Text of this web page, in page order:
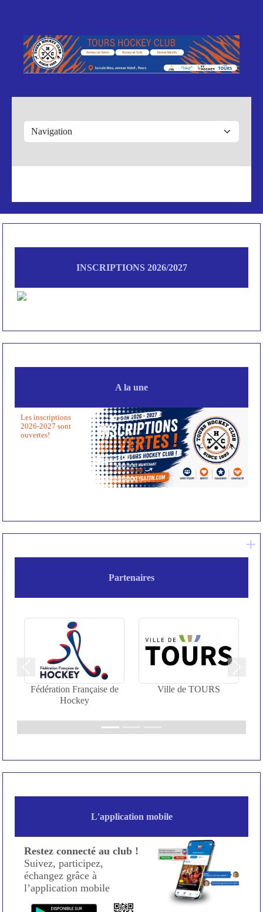
INSCRIPTIONS 2026/2027
A la une
Les inscriptions
2026-2027 sont
ouvertes!
Partenaires
Fédération Française de
Hockey
Ville de TOURS
Précedent
+
Restez connecté au club !
Suivez, participez,
échangez grâce à